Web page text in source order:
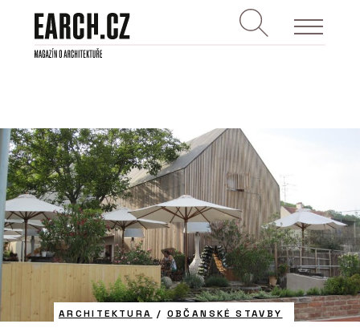
ARCHITEKTURA / OBČANSKÉ STAVBY